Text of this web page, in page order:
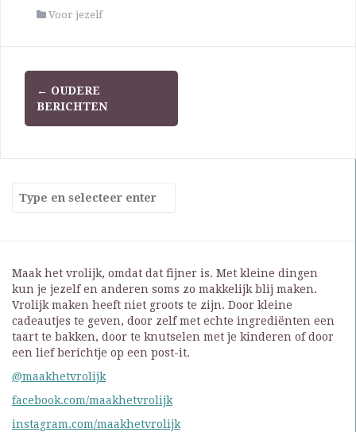
Voor jezelf
← OUDERE
BERICHTEN
Maak het vrolijk, omdat dat fijner is. Met kleine dingen
kun je jezelf en anderen soms zo makkelijk blij maken.
Vrolijk maken heeft niet groots te zijn. Door kleine
cadeautjes te geven, door zelf met echte ingrediënten een
taart te bakken, door te knutselen met je kinderen of door
een lief berichtje op een post-it.
@maakhetvrolijk
facebook.com/maakhetvrolijk
instagram.com/maakhetvrolijk